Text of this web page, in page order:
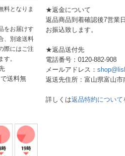
料となりま
をお届けす
、別途送料
際にはご注
。
送料無
★返金について
返品商品到着確認後7営業
お振込致します。
★返品送付先
電話番号：0120-882-908
メールアドレス：
返送先住所：富山県富山市
詳しくは返品特約について